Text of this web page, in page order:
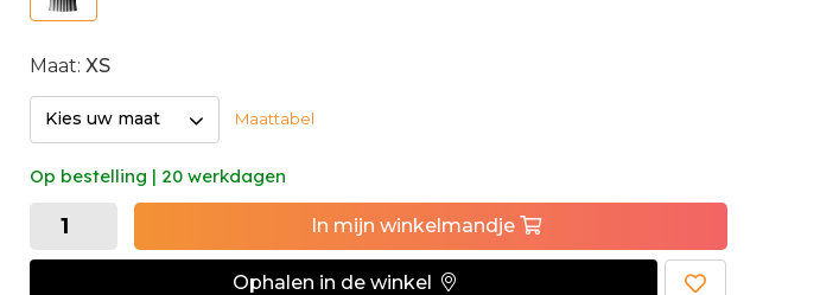
Maat: XS
Kies uw maat Maattabel
Op bestelling | 20 werkdagen
In mijn winkelmandje
Ophalen in de winkel